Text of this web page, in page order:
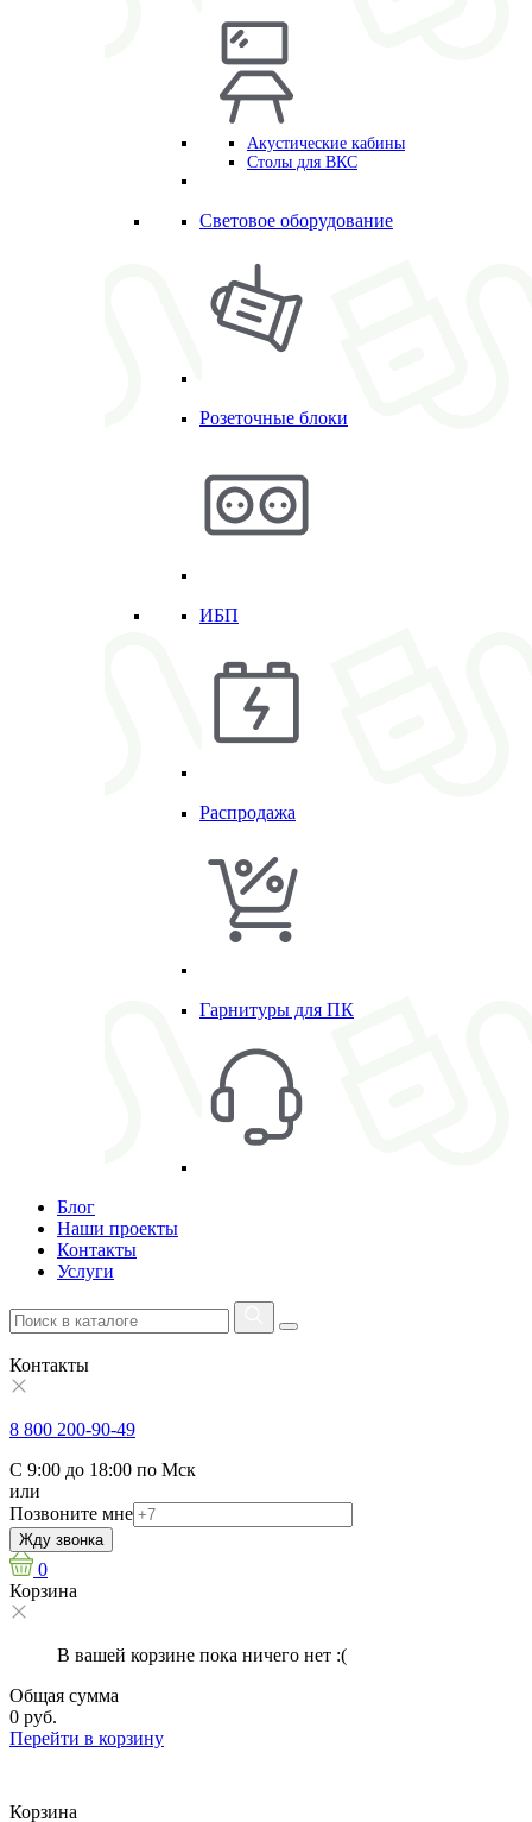
Акустические кабины
Столы для ВКС
Световое оборудование
Розеточные блоки
ИБП
Распродажа
Гарнитуры для ПК
Блог
Наши проекты
Контакты
Услуги
Контакты
8 800 200-90-49
С 9:00 до 18:00 по Мск
или
Позвоните мне
Жду звонка
0
Корзина
В вашей корзине пока ничего нет :(
Общая сумма
0 руб.
Перейти в корзину
Корзина